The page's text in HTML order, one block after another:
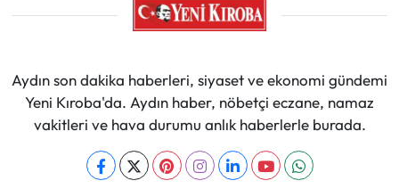
Aydın son dakika haberleri, siyaset ve ekonomi gündemi
Yeni Kıroba'da. Aydın haber, nöbetçi eczane, namaz
vakitleri ve hava durumu anlık haberlerle burada.